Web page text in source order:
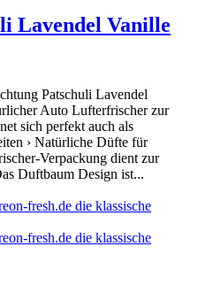
Lavendel Vanille
Patschuli Lavendel
Auto Lufterfrischer zur
sich perfekt auch als
› Natürliche Düfte für
Verpackung dient zur
Duftbaum Design ist...